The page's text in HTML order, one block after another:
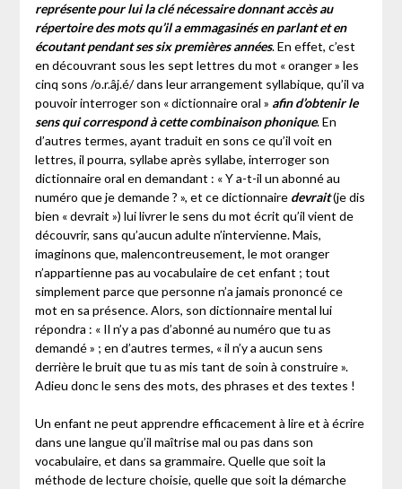
représente pour lui laclé nécessaire donnant accès au
répertoire des mots qu’il a emmagasinés en parlant et en
écoutant pendant ses six premières années. En effet, c’est
en découvrant sous les sept lettres du mot « oranger » les
cinq sons /o.r.âj.é/ dans leur arrangement syllabique, qu’il va
pouvoir interroger son « dictionnaire oral » afin d’obtenir le
sens qui correspond à cette combinaison phonique. En
d’autres termes, ayant traduit en sons ce qu’il voit en
lettres, il pourra, syllabe après syllabe, interroger son
dictionnaire oral en demandant : « Y a-t-il un abonné au
numéro que je demande ? », et ce dictionnaire devrait(je dis
bien « devrait ») lui livrer le sens du mot écrit qu’il vient de
découvrir, sans qu’aucun adulte n’intervienne. Mais,
imaginons que, malencontreusement, le mot oranger
n’appartienne pas au vocabulaire de cet enfant ; tout
simplement parce que personne n’a jamais prononcé ce
mot en sa présence. Alors, son dictionnaire mental lui
répondra : « Il n’y a pas d’abonné au numéro que tu as
demandé » ; en d’autres termes, « il n’y a aucun sens
derrière le bruit que tu as mis tant de soin à construire ».
Adieu donc le sens des mots, des phrases et des textes !
Un enfant ne peut apprendre efficacement à lire et à écrire
dans une langue qu’il maîtrise mal ou pas dans son
vocabulaire, et dans sa grammaire. Quelle que soit la
méthode de lecture choisie, quelle que soit la démarche